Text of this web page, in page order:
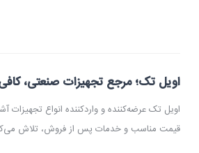
اویل تک؛ مرجع تجهیزات صنعتی،
اویل تک عرضه‌کننده و واردکننده انواع